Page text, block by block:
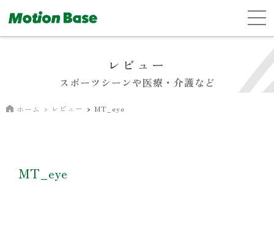
レビュー
スポーツシーンや医療・介護など
ホーム レビュー MT_eye
MT_eye